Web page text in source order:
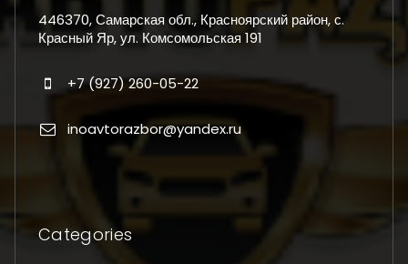
446370, Самарская обл., Красноярский район, с.
Красный Яр, ул. Комсомольская 191
+7 (927) 260-05-22
inoavtorazbor@yandex.ru
Categories